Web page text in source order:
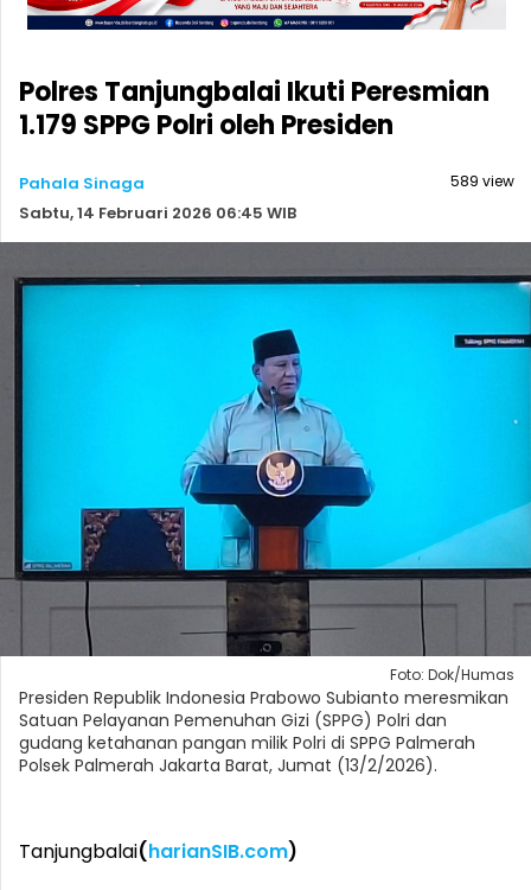
Polres Tanjungbalai Ikuti Peresmian
1.179 SPPG Polri oleh Presiden
Pahala Sinaga
Sabtu, 14 Februari 2026 06:45 WIB
589 view
Foto: Dok/Humas
Presiden Republik Indonesia Prabowo Subianto meresmikan
Satuan Pelayanan Pemenuhan Gizi (SPPG) Polri dan
gudang ketahanan pangan milik Polri di SPPG Palmerah
Polsek Palmerah Jakarta Barat, Jumat (13/2/2026).
Tanjungbalai(harianSIB.com)